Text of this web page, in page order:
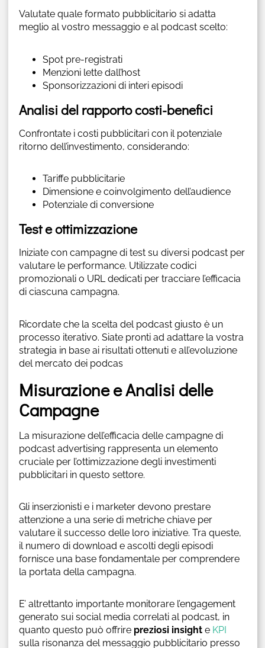
Valutate quale formato pubblicitario si adatta
meglio al vostro messaggio e al podcast scelto:
Spot pre-registrati
Menzioni lette dall’host
Sponsorizzazioni di interi episodi
Analisi del rapporto costi-benefici
Confrontate i costi pubblicitari con il potenziale
ritorno dell’investimento, considerando:
Tariffe pubblicitarie
Dimensione e coinvolgimento dell’audience
Potenziale di conversione
Test e ottimizzazione
Iniziate con campagne di test su diversi podcast per
valutare le performance. Utilizzate codici
promozionali o URL dedicati per tracciare l’efficacia
di ciascuna campagna.
Ricordate che la scelta del podcast giusto è un
processo iterativo. Siate pronti ad adattare la vostra
strategia in base ai risultati ottenuti e all’evoluzione
del mercato dei podcas
Misurazione e Analisi delle
Campagne
La misurazione dell’efficacia delle campagne di
podcast advertising rappresenta un elemento
cruciale per l’ottimizzazione degli investimenti
pubblicitari in questo settore.
Gli inserzionisti e i marketer devono prestare
attenzione a una serie di metriche chiave per
valutare il successo delle loro iniziative. Tra queste,
il numero di download e ascolti degli episodi
fornisce una base fondamentale per comprendere
la portata della campagna.
E’ altrettanto importante monitorare l’engagement
generato sui social media correlati al podcast, in
quanto questo può offrire preziosi insighte KPI
sulla risonanza del messaggio pubblicitario presso